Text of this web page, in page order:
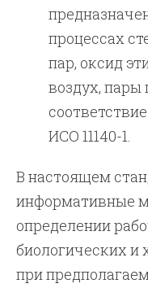
процессах
пар, оксид
воздух, пары
ИСО 11140-1.
В настоящем
информативные
определении
биологических и
при